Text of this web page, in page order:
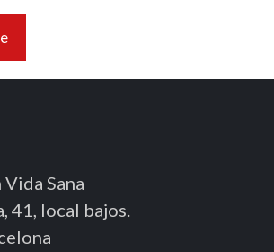
Sana
41, local bajos.